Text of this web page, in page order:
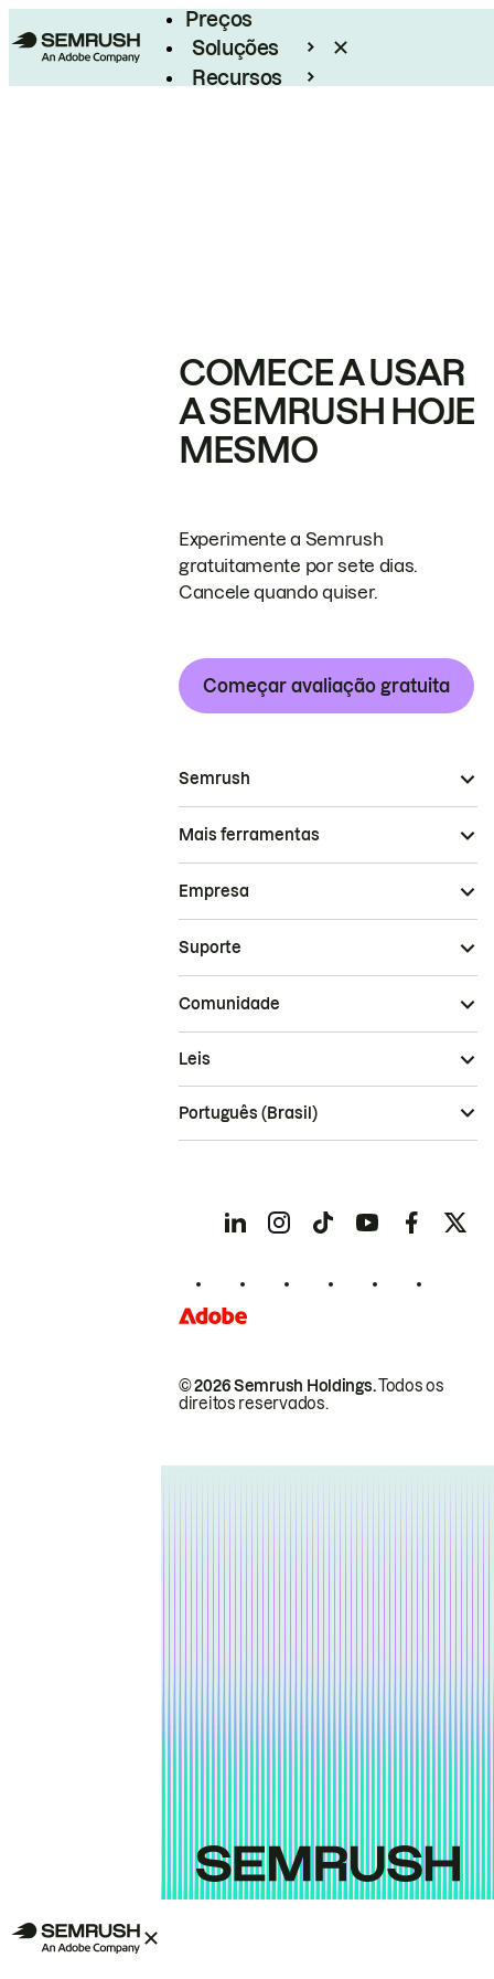
Preços
Soluções
Recursos
COMECE A USAR
A SEMRUSH HOJE
MESMO
Experimente a Semrush
gratuitamente por sete dias.
Cancele quando quiser.
Começar avaliação gratuita
Semrush
Mais ferramentas
Empresa
Suporte
Comunidade
© 2026 Semrush Holdings.Todos os
direitos reservados.
Leis
Português (Brasil)